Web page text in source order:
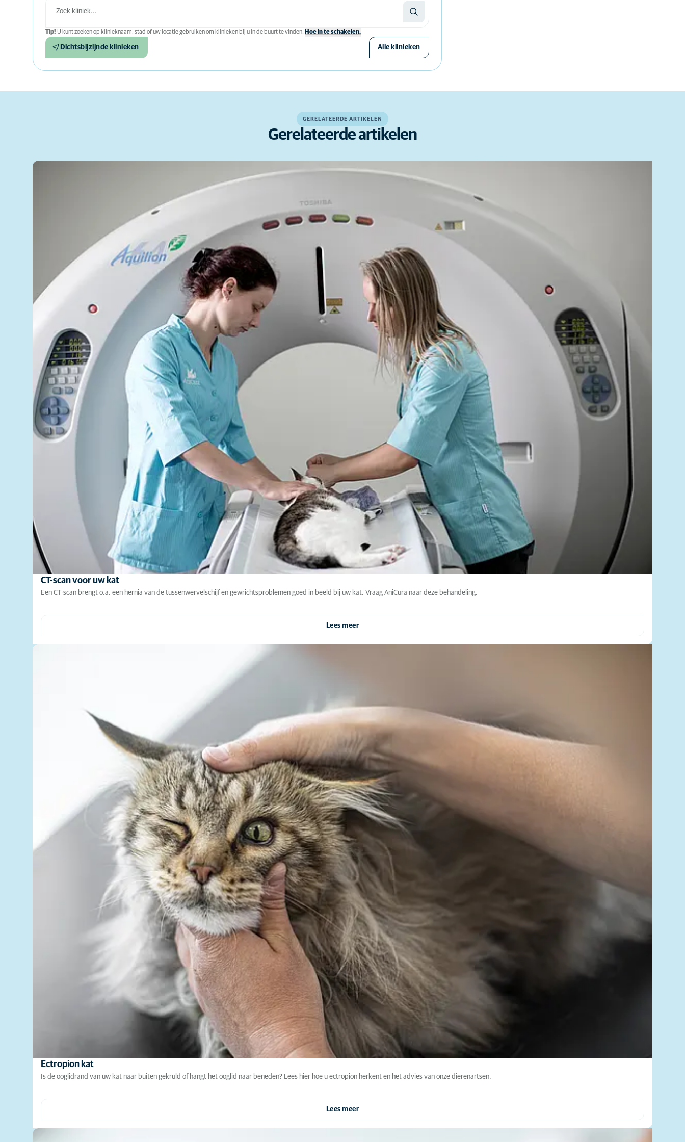
Tip! U kunt zoeken op klinieknaam, stad of uw locatie gebruiken om klinieken bij u in de buurt te vinden. Hoe in te schakelen.
Dichtsbijzijnde klinieken Alle klinieken
GERELATEERDE ARTIKELEN
Gerelateerde artikelen
CT-scan voor uw kat
Een CT-scan brengt o.a. een hernia van de tussenwervelschijf en gewrichtsproblemen goed in beeld bij uw kat. Vraag AniCura naar deze behandeling.
Lees meer
Ectropion kat
Is de ooglidrand van uw kat naar buiten gekruld of hangt het ooglid naar beneden? Lees hier hoe u ectropion herkent en het advies van onze dierenartsen.
Lees meer